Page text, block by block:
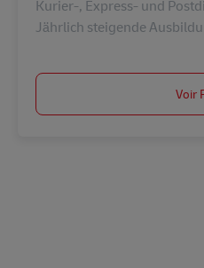
Kurier-, Express- und
Jährlich steigende
Voir